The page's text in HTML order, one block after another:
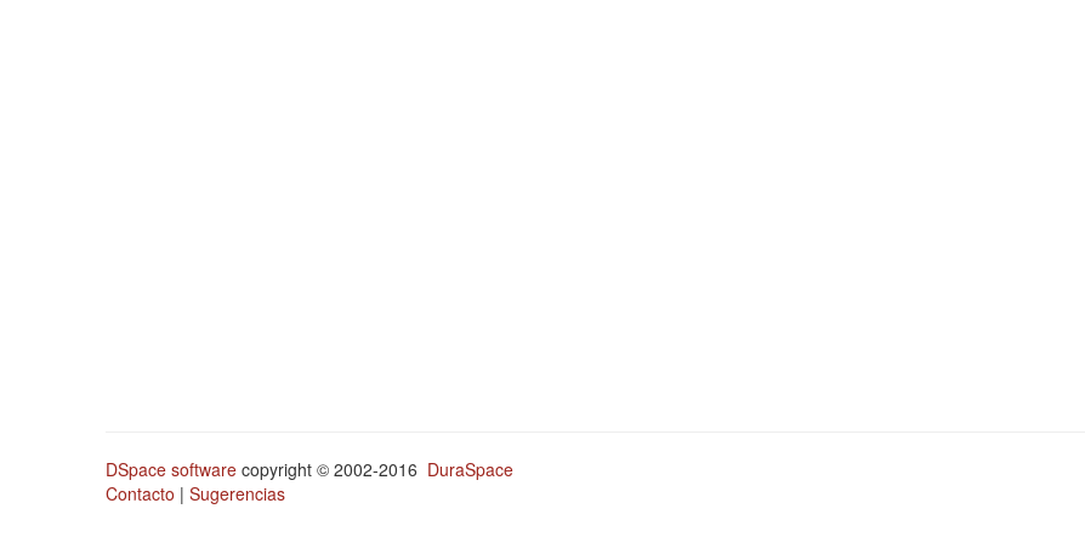
DSpace software copyright © 2002-2016 DuraSpace
Contacto | Sugerencias